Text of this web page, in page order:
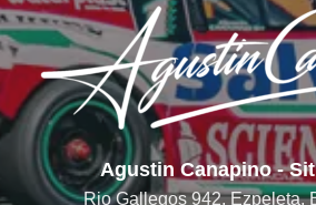
Agustin Canapino -
Rio Gallegos 942, Ezpeleta,